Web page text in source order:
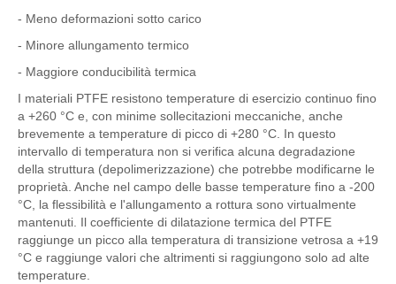
- Meno deformazioni sotto carico
- Minore allungamento termico
- Maggiore conducibilità termica
I materiali PTFE resistono temperature di esercizio continuo fino
a +260 °C e, con minime sollecitazioni meccaniche, anche
brevemente a temperature di picco di +280 °C. In questo
intervallo di temperatura non si verifica alcuna degradazione
della struttura (depolimerizzazione) che potrebbe modificarne le
proprietà. Anche nel campo delle basse temperature fino a -200
°C, la flessibilità e l'allungamento a rottura sono virtualmente
mantenuti. Il coefficiente di dilatazione termica del PTFE
raggiunge un picco alla temperatura di transizione vetrosa a +19
°C e raggiunge valori che altrimenti si raggiungono solo ad alte
temperature.